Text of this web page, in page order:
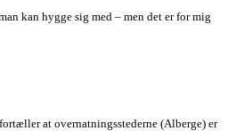
kan hygge sig med – men det er for mig
at overnatningsstederne (Alberge) er